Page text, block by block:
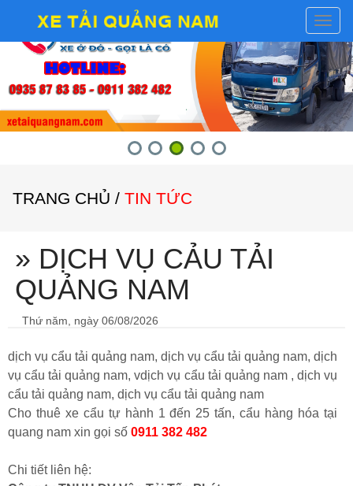
TRANG CHỦ / TIN TỨC
» DỊCH VỤ CẢU TẢI
QUẢNG NAM
Thứ năm, ngày 06/08/2026
dịch vụ cẩu tải quảng nam, dịch vụ cẩu tải quảng nam, dịch
vụ cẩu tải quảng nam, vdịch vụ cẩu tải quảng nam , dịch vụ
cẩu tải quảng nam, dịch vụ cẩu tải quảng nam
Cho thuê xe cẩu tự hành 1 đến 25 tấn, cẩu hàng hóa tại
quang nam xin gọi số 0911 382 482
Chi tiết liên hệ: